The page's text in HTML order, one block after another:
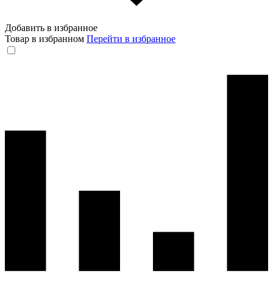
Добавить в избранное
Товар в избранном Перейти в избранное